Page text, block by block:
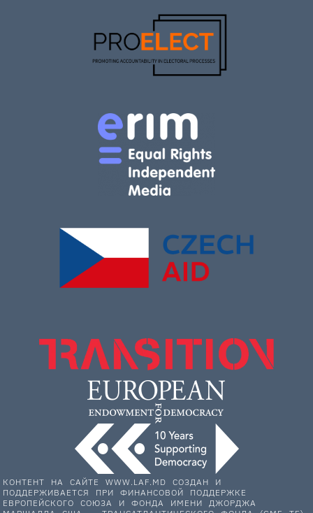
КОНТЕНТ НА САЙТЕ WWW.LAF.MD СОЗДАН И
ПОДДЕРЖИВАЕТСЯ ПРИ ФИНАНСОВОЙ ПОДДЕРЖКЕ
ЕВРОПЕЙСКОГО СОЮЗА И ФОНДА ИМЕНИ ДЖОРДЖА